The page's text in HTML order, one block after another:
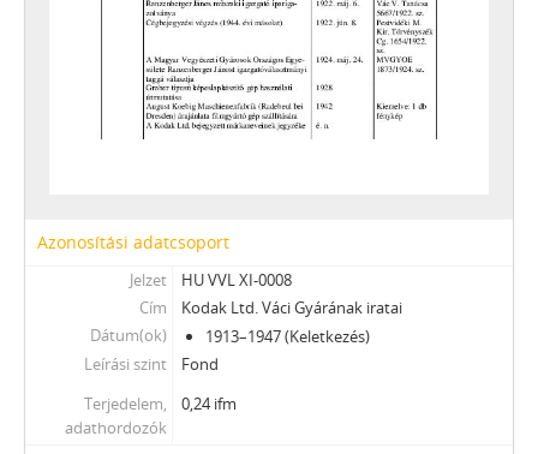
Azonosítási adatcsoport
Jelzet
HU VVL XI-0008
Cím
Kodak Ltd. Váci Gyárának iratai
Dátum(ok)
1913–1947 (Keletkezés)
Leírási szint
Fond
Terjedelem,
adathordozók
0,24 ifm